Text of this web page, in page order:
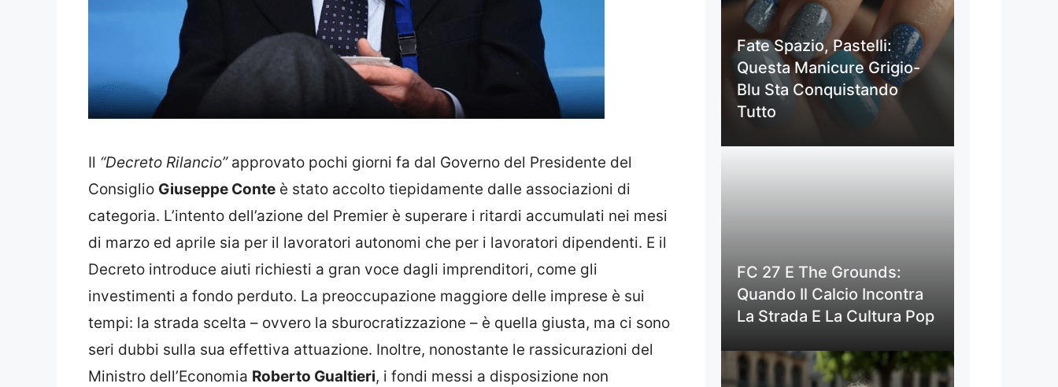
Il “Decreto Rilancio”approvato pochi giorni fa dal Governo del Presidente del
Consiglio Giuseppe Conte è stato accolto tiepidamente dalle associazioni di
categoria. L’intento dell’azione del Premier è superare i ritardi accumulati nei mesi
di marzo ed aprile sia per il lavoratori autonomi che per i lavoratori dipendenti. E il
Decreto introduce aiuti richiesti a gran voce dagli imprenditori, come gli
investimenti a fondo perduto. La preoccupazione maggiore delle imprese è sui
tempi: la strada scelta – ovvero la sburocratizzazione – è quella giusta, ma ci sono
seri dubbi sulla sua effettiva attuazione. Inoltre, nonostante le rassicurazioni del
Ministro dell’Economia Roberto Gualtieri, i fondi messi a disposizione non
Fate Spazio, Pastelli:
Questa Manicure Grigio-
Blu Sta Conquistando
Tutto
FC 27 E The Grounds:
Quando Il Calcio Incontra
La Strada E La Cultura Pop